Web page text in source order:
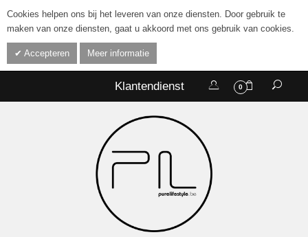
Cookies helpen ons bij het leveren van onze diensten. Door gebruik te
maken van onze diensten, gaat u akkoord met ons gebruik van cookies.
Accepteren Meer informatie
0
Klantendienst